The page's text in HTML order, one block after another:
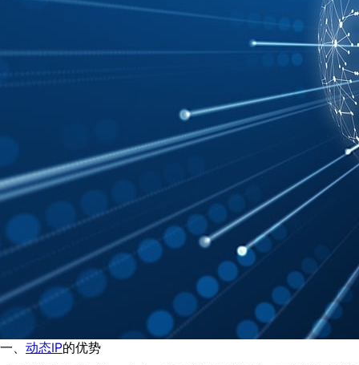
一、 动态IP的优势